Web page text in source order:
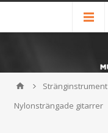
Stränginstrument
Nylonsträngade gitarrer